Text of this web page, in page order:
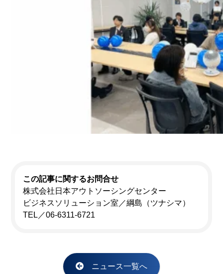
この記事に関するお問合せ
株式会社日本アウトソーシングセンター
ビジネスソリューション室／綱島（ツナシマ）
TEL／06-6311-6721
ニュース一覧へ